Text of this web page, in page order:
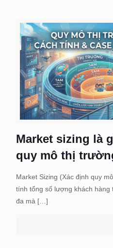
Market sizing là
quy mô thị
Market Sizing (Xác định quy
tính tổng số lượng khách hàng
đa mà […]